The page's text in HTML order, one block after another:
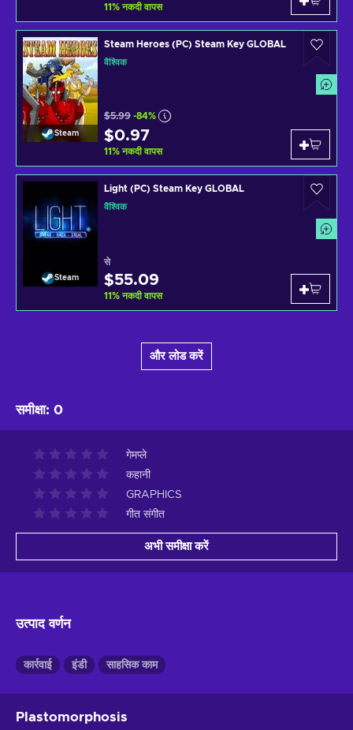
11% नकदी वापस
Steam
Steam Heroes (PC) Steam Key GLOBAL
वैश्विक
$5.99 -84%
$0.97
11% नकदी वापस
Steam
Light (PC) Steam Key GLOBAL
वैश्विक
से
$55.09
11% नकदी वापस
और लोड करें
समीक्षा: 0
गेमप्ले
कहानी
GRAPHICS
गीत संगीत
अभी समीक्षा करें
उत्पाद वर्णन
कार्रवाई इंडी साहसिक काम
Plastomorphosis